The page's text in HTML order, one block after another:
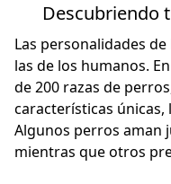
Descubriendo
Las personalidades
las de los humanos.
de 200 razas de
características únicas,
Algunos perros aman
mientras que otros